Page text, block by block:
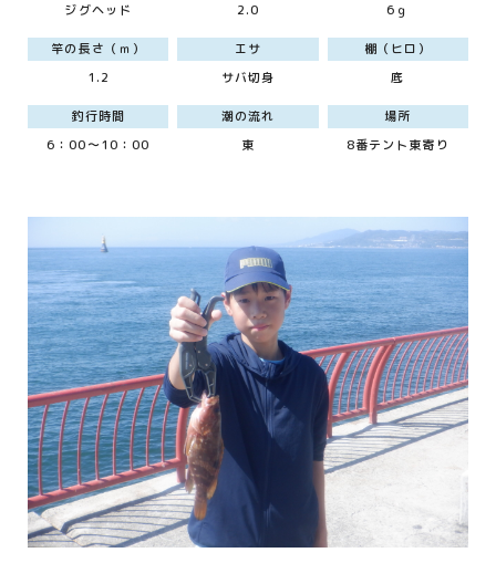
ジグヘッド
2.0
6ｇ
竿の長さ（ｍ）
1.2
エサ
サバ切身
棚（ヒロ）
底
釣行時間
6：00～10：00
潮の流れ
東
場所
8番テント東寄り